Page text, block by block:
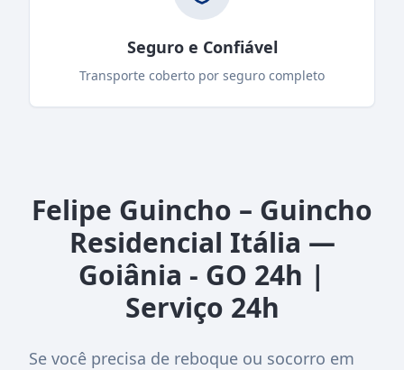
Seguro e Confiável
Transporte coberto por seguro completo
Felipe Guincho – Guincho
Residencial Itália —
Goiânia - GO 24h |
Serviço 24h
Se você precisa de reboque ou socorro em